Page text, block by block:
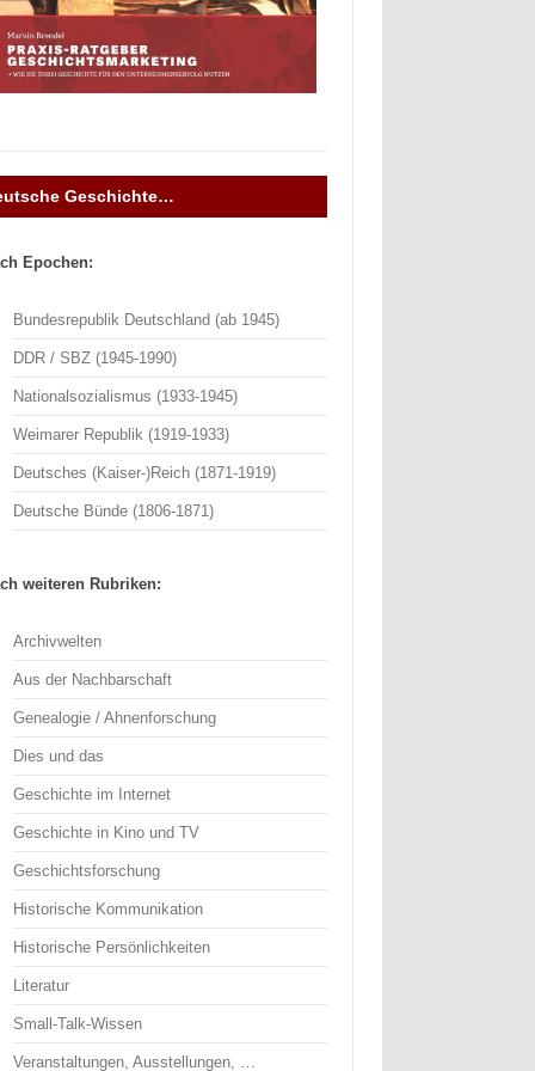
Geschichte…
Epochen:
Bundesrepublik Deutschland (ab 1945)
DDR / SBZ (1945-1990)
Nationalsozialismus (1933-1945)
Weimarer Republik (1919-1933)
Deutsches (Kaiser-)Reich (1871-1919)
Deutsche Bünde (1806-1871)
weiteren Rubriken:
Archivwelten
Aus der Nachbarschaft
Genealogie / Ahnenforschung
Dies und das
Geschichte im Internet
Geschichte in Kino und TV
Geschichtsforschung
Historische Kommunikation
Historische Persönlichkeiten
Literatur
Small-Talk-Wissen
Veranstaltungen, Ausstellungen, …